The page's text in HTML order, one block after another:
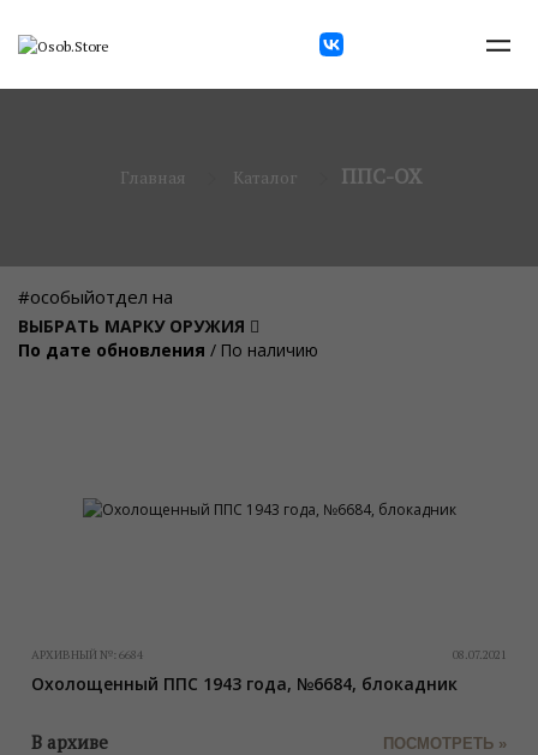
Главная Каталог ППС-ОХ
#особыйотдел на
ВЫБРАТЬ МАРКУ ОРУЖИЯ
По дате обновления / По наличию
АРХИВНЫЙ №: 6684 08.07.2021
Охолощенный ППС 1943 года, №6684, блокадник
В архиве ПОСМОТРЕТЬ »